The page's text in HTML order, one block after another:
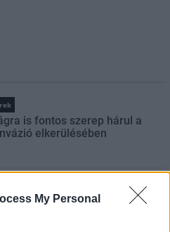
My Personal
is fontos szerep hárul a
elkerülésében
megoldása a hőhullámok és